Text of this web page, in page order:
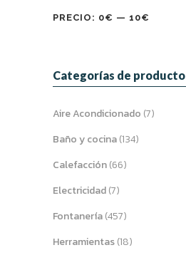
Precio
Precio
PRECIO: 0€ — 10€
Categorías de producto
Aire Acondicionado (7)
Baño y cocina(134)
Calefacción(66)
Electricidad(7)
Fontanería(457)
Herramientas(18)